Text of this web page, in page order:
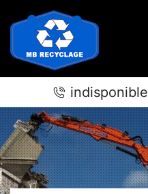
indisponible